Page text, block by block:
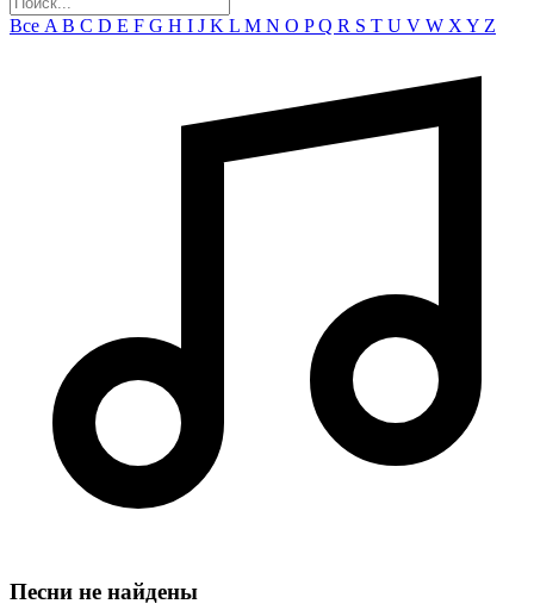
Все A B C D E F G H I J K L M N O PQ R S T U V W X Y Z
Песни не найдены